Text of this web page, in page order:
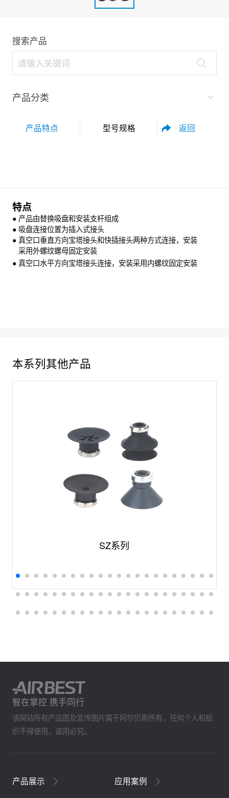
搜索产品
产品分类
产品特点 型号规格
性能参数
返回
特点
● 产品由替换吸盘和安装支杆组成
● 吸盘连接位置为插入式接头
● 真空口垂直方向宝塔接头和快插接头两种方式连接，安装
采用外螺纹螺母固定安装
● 真空口水平方向宝塔接头连接，安装采用内螺纹固定安装
本系列其他产品
SZ系列
智在掌控 携手同行
该网站所有产品图及宣传图片属于阿尔贝斯所有，任何个人和组
织不得使用，盗用必究。
产品展示 应用案例